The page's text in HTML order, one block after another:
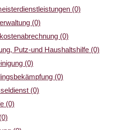
(0)
(0)
(0)
Putz-und Haushaltshilfe (0)
(0)
(0)
(0)
(0)
(0)